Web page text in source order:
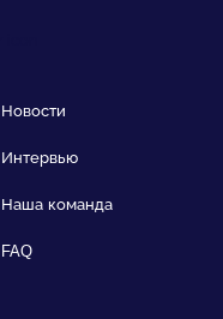
Новости
Интервью
Наша команда
FAQ